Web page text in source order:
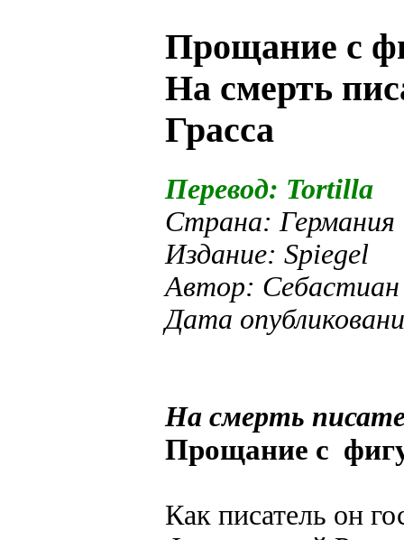
Прощание с
На смерть
Грасса
Перевод: Tortilla
Страна: Германия
Издание: Spiegel
Автор: Себастиан
Дата
На смерть
Прощание с
Как писатель он